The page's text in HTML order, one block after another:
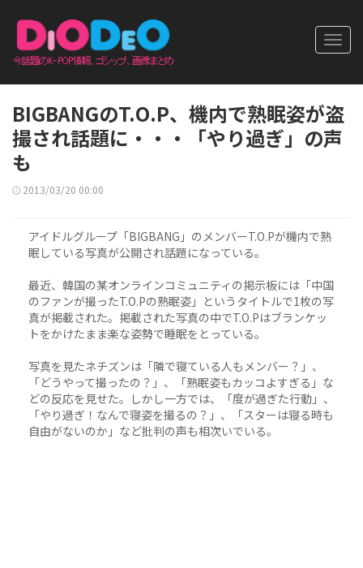
BIGBANGのT.O.P、機内で熟眠姿が盗
撮され話題に・・・「やり過ぎ」の声
も
2013/03/20 00:00
アイドルグループ「BIGBANG」のメンバーT.O.Pが機内で熟
眠している写真が公開され話題になっている。
最近、韓国の某オンラインコミュニティの掲示板には「中国
のファンが撮ったT.O.Pの熟眠姿」というタイトルで1枚の写
真が掲載された。掲載された写真の中でT.O.Pはブランケッ
トをかけたまま楽な姿勢で睡眠をとっている。
写真を見たネチズンは「隣で寝ている人もメンバー？」、
「どうやって撮ったの？」、「熟眠姿もカッコよすぎる」な
どの反応を見せた。しかし一方では、「度が過ぎた行動」、
「やり過ぎ！なんで寝姿を撮るの？」、「スターは寝る時も
自由がないのか」など批判の声も相次いでいる。